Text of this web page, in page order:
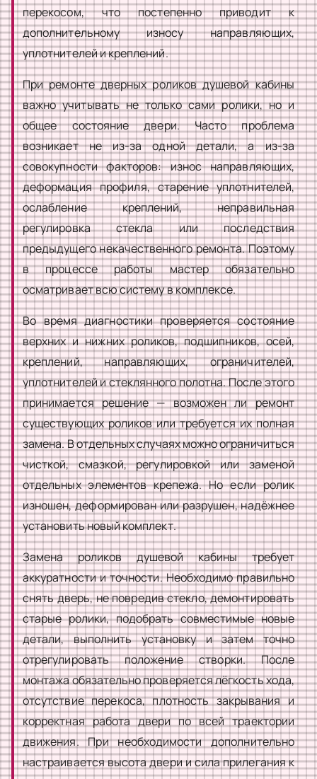
перекосом, что постепенно приводит к
дополнительному износу направляющих,
уплотнителей и креплений.
При ремонте дверных роликов душевой кабины
важно учитывать не только сами ролики, но и
общее состояние двери. Часто проблема
возникает не из-за одной детали, а из-за
совокупности факторов: износ направляющих,
деформация профиля, старение уплотнителей,
ослабление креплений, неправильная
регулировка стекла или последствия
предыдущего некачественного ремонта. Поэтому
в процессе работы мастер обязательно
осматривает всю систему в комплексе.
Во время диагностики проверяется состояние
верхних и нижних роликов, подшипников, осей,
креплений, направляющих, ограничителей,
уплотнителей и стеклянного полотна. После этого
принимается решение — возможен ли ремонт
существующих роликов или требуется их полная
замена. В отдельных случаях можно ограничиться
чисткой, смазкой, регулировкой или заменой
отдельных элементов крепежа. Но если ролик
изношен, деформирован или разрушен, надёжнее
установить новый комплект.
Замена роликов душевой кабины требует
аккуратности и точности. Необходимо правильно
снять дверь, не повредив стекло, демонтировать
старые ролики, подобрать совместимые новые
детали, выполнить установку и затем точно
отрегулировать положение створки. После
монтажа обязательно проверяется лёгкость хода,
отсутствие перекоса, плотность закрывания и
корректная работа двери по всей траектории
движения. При необходимости дополнительно
настраивается высота двери и сила прилегания к